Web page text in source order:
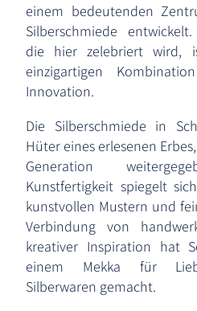
einem bedeutenden
Silberschmiede
die hier zelebriert wird,
einzigartigen
Innovation.
Die Silberschmiede in
Hüter eines erlesenen
Generation
Kunstfertigkeit spiegelt
kunstvollen Mustern und
Verbindung von
kreativer Inspiration hat
einem Mekka für
Silberwaren gemacht.